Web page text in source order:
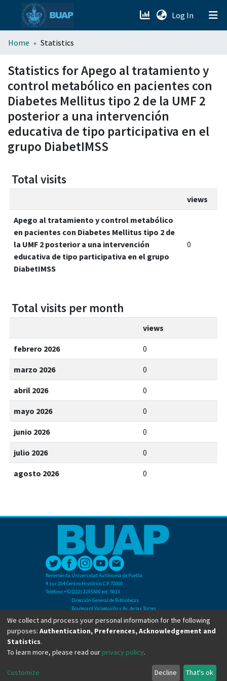
Log In (current)
menu.section.about_menu
All of DSpace
Home Statistics
Statistics for Apego al tratamiento y
control metabólico en pacientes con
Diabetes Mellitus tipo 2 de la UMF 2
posterior a una intervención
educativa de tipo participativa en el
grupo DiabetIMSS
Total visits
views
Apego al tratamiento y control metabólico
en pacientes con Diabetes Mellitus tipo 2 de
la UMF 2 posterior a una intervención
educativa de tipo participativa en el grupo
DiabetIMSS
0
Total visits per month
views
febrero 2026 0
marzo 2026 0
abril 2026 0
mayo 2026 0
junio 2026 0
julio 2026 0
agosto 2026 0
Benemérita Universidad Autónoma de Puebla
4 sur 104 Centro Histórico C.P. 72000
Teléfono +52(222) 2295500 ext. 5013
Dirección General de Bibliotecas
Boulevard Valsequillo y Av. de las Torres
Ciudad Universitaria. Col. San Manuel
C.P. 72570
Teléfono +52 (222) 2295500 Ext 2901
Copyright © Dirección General de Bibliotecas - BUAP 2024. All right reserved.
We collect and process your personal information for the following
purposes: Authentication, Preferences, Acknowledgement and
Statistics.
To learn more, please read our privacy policy.
Customize Decline That's ok